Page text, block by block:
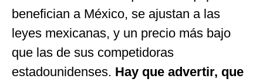
benefician a México, se ajustan a las
leyes mexicanas, y un precio más bajo
que las de sus competidoras
estadounidenses. Hay que advertir, que